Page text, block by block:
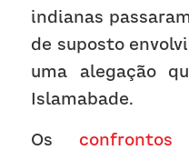
indianas
de suposto
uma alegação
Islamabade.
Os